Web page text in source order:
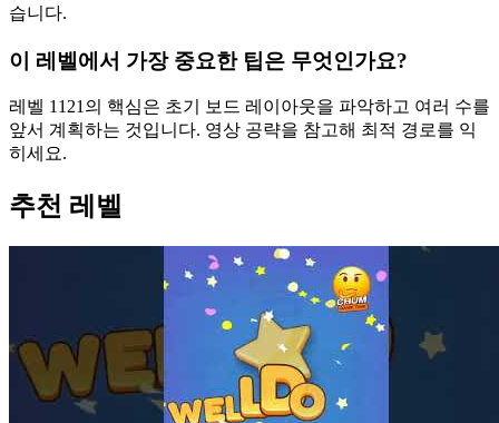
습니다.
이 레벨에서 가장 중요한 팁은 무엇인가요?
레벨 1121의 핵심은 초기 보드 레이아웃을 파악하고 여러 수를
앞서 계획하는 것입니다. 영상 공략을 참고해 최적 경로를 익
히세요.
추천 레벨